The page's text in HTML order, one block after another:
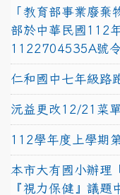
「教育部事業廢棄
部於中華民國112
1122704535A號
仁和國中七年級路
沅益更改12/21菜
112學年度上學期
本市大有國小辦理
『視力保健』議題